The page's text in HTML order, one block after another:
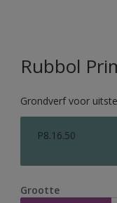
Rubbol
Grondverf voor
P8.16.50
Grootte